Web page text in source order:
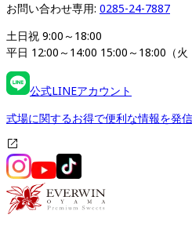
お問い合わせ専用: 0285-24-7887
土日祝 9:00～18:00
平日 12:00～14:00 15:00～18:00（火
公式LINEアカウント
式場に関するお得で便利な情報を発